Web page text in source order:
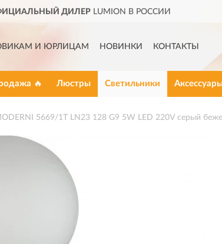
И ЮРЛИЦАМ НОВИНКИ КОНТАКТЫ
🔥 Люстры Светильники
5669/1T LN23 128 G9 5W LED 220V серый